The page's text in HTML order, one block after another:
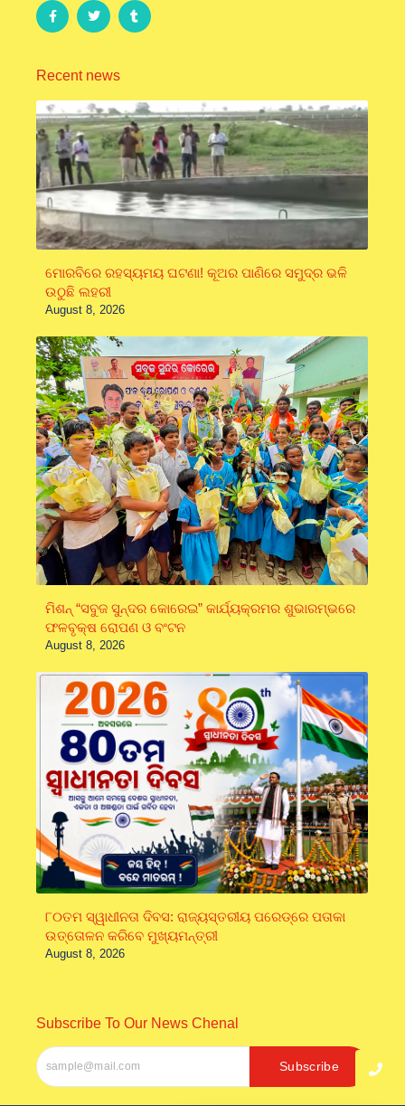
Recent news
ମୋରବିରେ ରହସ୍ୟମୟ ଘଟଣା! କୂଅର ପାଣିରେ ସମୁଦ୍ର ଭଳି
ଉଠୁଛି ଲହରୀ
August 8, 2026
ମିଶନ୍ “ସବୁଜ ସୁନ୍ଦର କୋରେଇ” କାର୍ଯ୍ୟକ୍ରମର ଶୁଭାରମ୍ଭରେ
ଫଳବୃକ୍ଷ ରୋପଣ ଓ ବଂଟନ
August 8, 2026
୮୦ତମ ସ୍ୱାଧୀନତା ଦିବସ: ରାଜ୍ୟସ୍ତରୀୟ ପରେଡ୍‌ରେ ପତାକା
ଉତ୍ତୋଳନ କରିବେ ମୁଖ୍ୟମନ୍ତ୍ରୀ
August 8, 2026
Subscribe To Our News Chenal
Subscribe